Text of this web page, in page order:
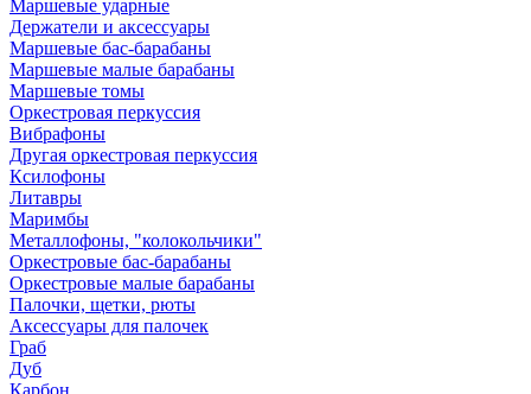
Маршевые ударные
Держатели и аксессуары
Маршевые бас-барабаны
Маршевые малые барабаны
Маршевые томы
Оркестровая перкуссия
Вибрафоны
Другая оркестровая перкуссия
Ксилофоны
Литавры
Маримбы
Металлофоны, "колокольчики"
Оркестровые бас-барабаны
Оркестровые малые барабаны
Палочки, щетки, рюты
Аксессуары для палочек
Граб
Дуб
Карбон